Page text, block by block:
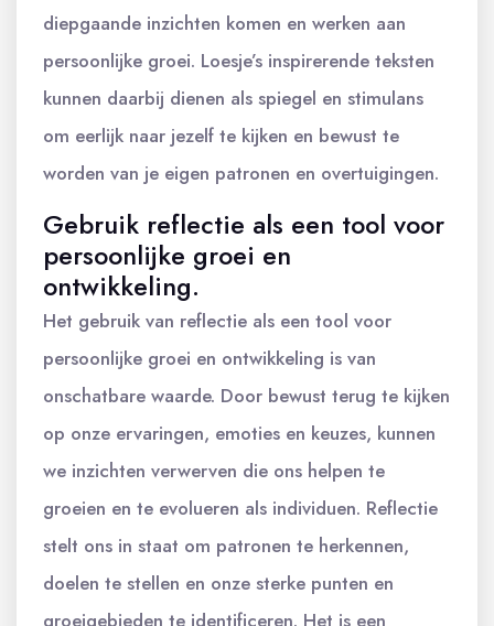
diepgaande inzichten komen en werken aan
persoonlijke groei. Loesje’s inspirerende teksten
kunnen daarbij dienen als spiegel en stimulans
om eerlijk naar jezelf te kijken en bewust te
worden van je eigen patronen en overtuigingen.
Gebruik reflectie als een tool voor
persoonlijke groei en
ontwikkeling.
Het gebruik van reflectie als een tool voor
persoonlijke groei en ontwikkeling is van
onschatbare waarde. Door bewust terug te kijken
op onze ervaringen, emoties en keuzes, kunnen
we inzichten verwerven die ons helpen te
groeien en te evolueren als individuen. Reflectie
stelt ons in staat om patronen te herkennen,
doelen te stellen en onze sterke punten en
groeigebieden te identificeren. Het is een